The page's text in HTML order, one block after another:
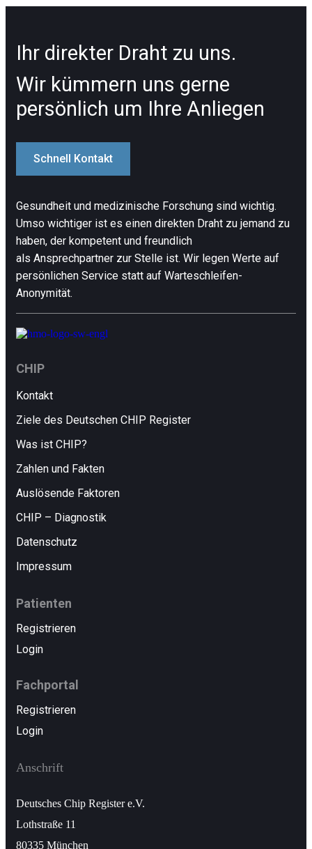
Ihr direkter Draht zu uns.
Wir kümmern uns gerne
persönlich um Ihre Anliegen
Schnell Kontakt
Gesundheit und medizinische Forschung sind wichtig.
Umso wichtiger ist es einen direkten Draht zu jemand zu
haben, der kompetent und freundlich
als Ansprechpartner zur Stelle ist. Wir legen Werte auf
persönlichen Service statt auf Warteschleifen-
Anonymität.
CHIP
Kontakt
Ziele des Deutschen CHIP Register
Was ist CHIP?
Zahlen und Fakten
Auslösende Faktoren
CHIP – Diagnostik
Datenschutz
Impressum
Patienten
Registrieren
Login
Fachportal
Registrieren
Login
Anschrift
Deutsches Chip Register e.V.
Lothstraße 11
80335 München